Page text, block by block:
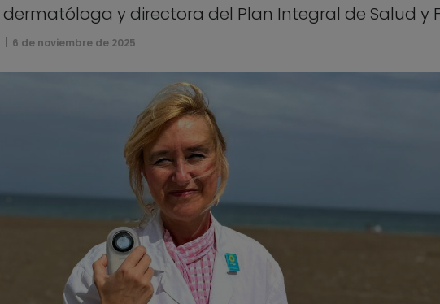
y directora del Plan Integral de Salud y
6 de noviembre de 2025